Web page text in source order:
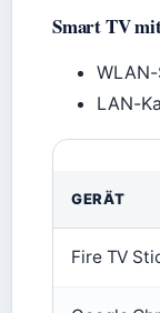
Smart TV
LAN-
GERÄT
Fire TV